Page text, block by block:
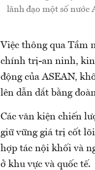
lãnh đạo một số nước
Việc thông qua Tầm
chính trị-an ninh,
động của ASEAN,
lên dẫn dắt bằng
Các văn kiện chiến
giữ vững giá trị cốt
hợp tác nội khối và
ở khu vực và quốc tế.